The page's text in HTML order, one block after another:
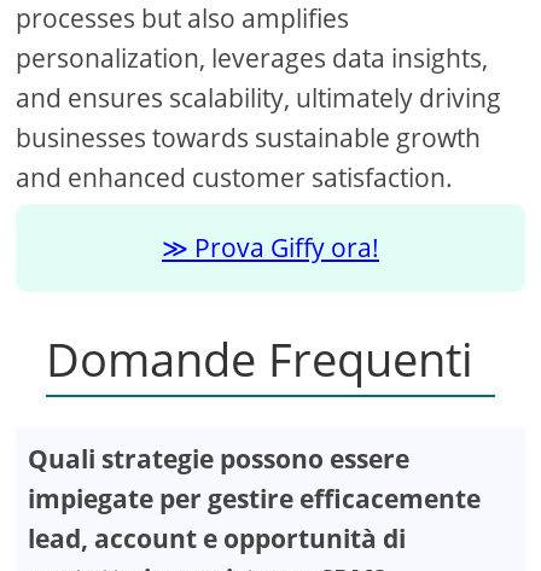
processes but also amplifies
personalization, leverages data insights,
and ensures scalability, ultimately driving
businesses towards sustainable growth
and enhanced customer satisfaction.
Prova Giffy ora!
Domande Frequenti
Quali strategie possono essere
impiegate per gestire efficacemente
lead, account e opportunità di